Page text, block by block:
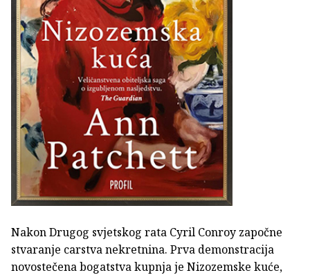
Nakon Drugog svjetskog rata Cyril Conroy započne
stvaranje carstva nekretnina. Prva demonstracija
novostečena bogatstva kupnja je Nizozemske kuće,